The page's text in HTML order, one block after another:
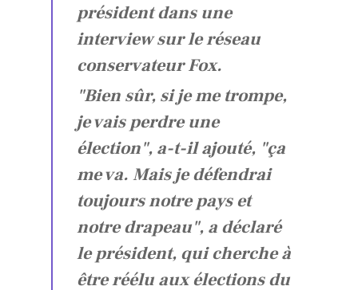
président dans une
interview sur le réseau
conservateur Fox.
"Bien sûr, si je me trompe,
je vais perdre une
élection", a-t-il ajouté, "ça
me va. Mais je défendrai
toujours notre pays et
notre drapeau", a déclaré
le président, qui cherche à
être réélu aux élections du